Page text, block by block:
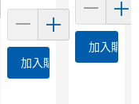
加入購物車
加入購物